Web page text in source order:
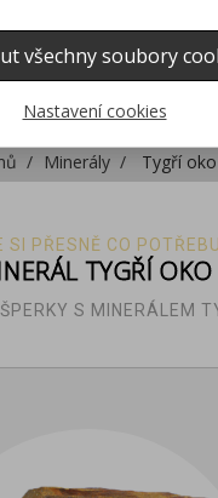
Minerály Tygří oko
SI PŘESNĚ CO
TYGŘÍ OKO
S MINERÁLEM
všechny soubory
Nastavení cookies